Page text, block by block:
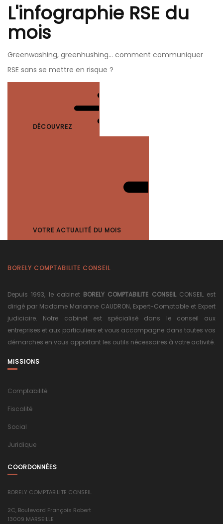
L'infographie RSE du
mois
Greenwashing, greenhushing… comment communiquer
RSE sans se mettre en risque ?
DÉCOUVREZ
VOTRE ACTUALITÉ DU MOIS
BORELY COMPTABILITE CONSEIL
Depuis 1993, le cabinet BORELY COMPTABILITE CONSEILCONSEIL est
dirigé par Madame Marianne CAUDRON, Expert-Comptable et Expert
judiciaire. Notre cabinet est spécialisé dans le conseil aux
entreprises et aux particuliers et vous accompagne dans toutes vos
démarches en vous apportant les outils nécessaires à votre activité.
MISSIONS
Comptabilité
Fiscalité
Social
Juridique
COORDONNÉES
BORELY COMPTABILITE CONSEIL
2C, Boulevard François Robert
13009 MARSEILLE